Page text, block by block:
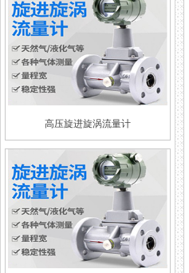
高压旋进旋涡流量计